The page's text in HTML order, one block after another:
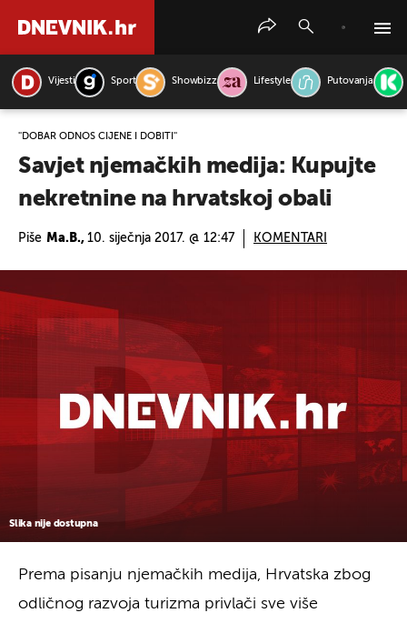
Vijesti Sport Showbizz Lifestyle Putovanja
''DOBAR ODNOS CIJENE I DOBITI''
Savjet njemačkih medija: Kupujte
nekretnine na hrvatskoj obali
Piše Ma.B., 10. siječnja 2017. @ 12:47 KOMENTARI
Slika nije dostupna
Prema pisanju njemačkih medija, Hrvatska zbog
odličnog razvoja turizma privlači sve više
PRETRAŽITE VIJESTI